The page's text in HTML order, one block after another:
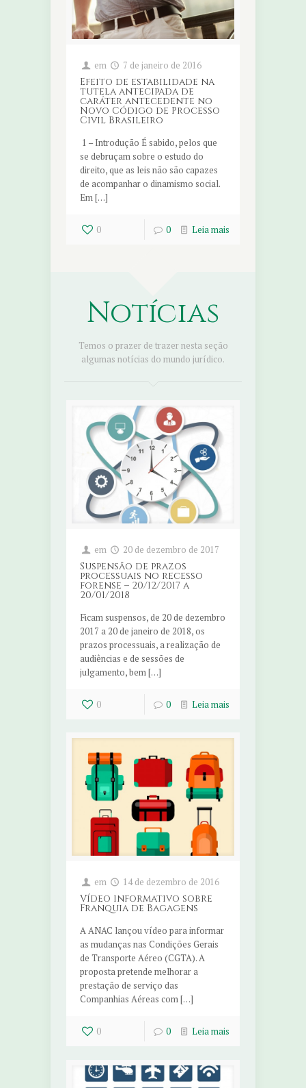
em 7 de janeiro de 2016
Efeito de estabilidade na
tutela antecipada de
caráter antecedente no
Novo Código de Processo
Civil Brasileiro
1 – Introdução É sabido, pelos que
se debruçam sobre o estudo do
direito, que as leis não são capazes
de acompanhar o dinamismo social.
Em […]
0 0 Leia mais
Notícias
Temos o prazer de trazer nesta seção
algumas notícias do mundo jurídico.
em 20 de dezembro de 2017
Suspensão de prazos
processuais no recesso
forense – 20/12/2017 a
20/01/2018
Ficam suspensos, de 20 de dezembro
2017 a 20 de janeiro de 2018, os
prazos processuais, a realização de
audiências e de sessões de
julgamento, bem […]
0 0 Leia mais
em 14 de dezembro de 2016
Vídeo informativo sobre
Franquia de Bagagens
A ANAC lançou vídeo para informar
as mudanças nas Condições Gerais
de Transporte Aéreo (CGTA). A
proposta pretende melhorar a
prestação de serviço das
Companhias Aéreas com […]
0 0 Leia mais